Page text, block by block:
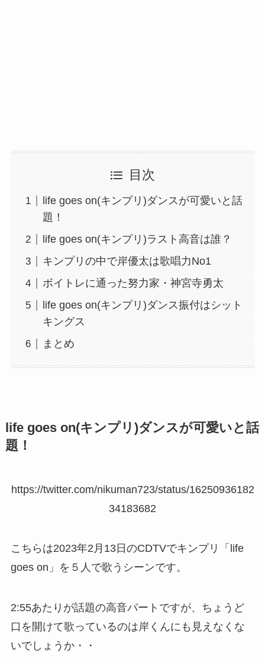
目次
life goes on(キンプリ)ダンスが可愛いと話
題！
life goes on(キンプリ)ラスト高音は誰？
キンプリの中で岸優太は歌唱力No1
ボイトレに通った努力家・神宮寺勇太
life goes on(キンプリ)ダンス振付はシット
キングス
まとめ
life goes on(キンプリ)ダンスが可愛いと話
題！
https://twitter.com/nikuman723/status/16250936182
34183682
こちらは2023年2月13日のCDTVでキンプリ「life
goes on」を５人で歌うシーンです。
2:55あたりが話題の高音パートですが、ちょうど
口を開けて歌っているのは岸くんにも見えなくな
いでしょうか・・